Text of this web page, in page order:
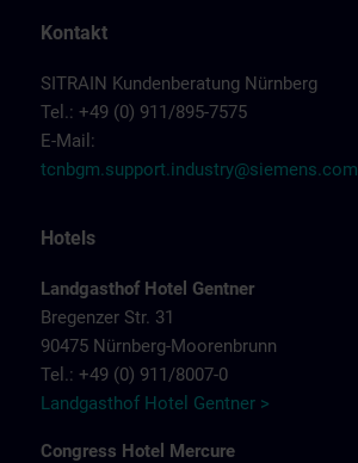
Kontakt
SITRAIN Kundenberatung Nürnberg
Tel.: +49 (0) 911/895-7575
E-Mail:
tcnbgm.support.industry@siemens.com
Hotels
Landgasthof Hotel Gentner
Bregenzer Str. 31
90475 Nürnberg-Moorenbrunn
Tel.: +49 (0) 911/8007-0
Landgasthof Hotel Gentner >
Congress Hotel Mercure